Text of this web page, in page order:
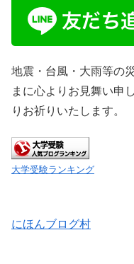
地震・台風・大雨等の
まに心よりお見舞い申
りお祈りいたします。
大学受験ランキング
にほんブログ村